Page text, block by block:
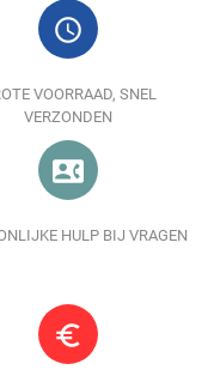
query_builder
VOORRAAD, SNEL
VERZONDEN
contact_phone
HULP BIJ VRAGEN
euro_symbol